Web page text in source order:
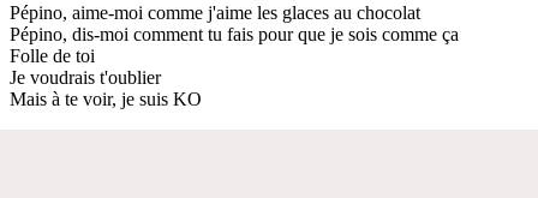
Pépino, aime-moi comme j'aime les glaces au chocolat
Pépino, dis-moi comment tu fais pour que je sois comme ça
Folle de toi
Je voudrais t'oublier
Mais à te voir, je suis KO